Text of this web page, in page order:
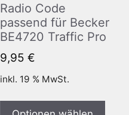
Radio Code
passend für Becker
BE4720 Traffic Pro
9,95 €
inkl. 19 % MwSt.